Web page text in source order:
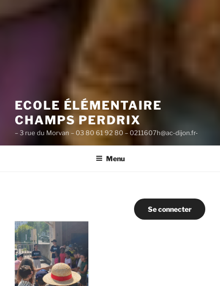
ECOLE ÉLÉMENTAIRE
CHAMPS PERDRIX
– 3 rue du Morvan – 03 80 61 92 80 – 0211607h@ac-dijon.fr-
Menu
Se connecter